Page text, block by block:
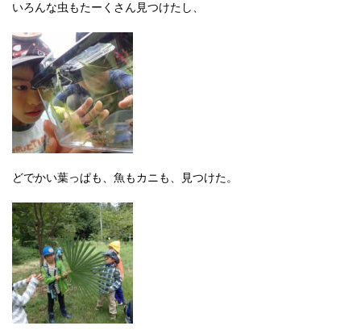
いろんな虫もたーくさん見つけたし、
どでかい葉っぱも、魚もカニも、見つけた。